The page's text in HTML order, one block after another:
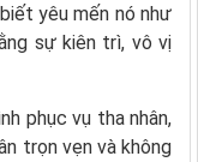
yêu mến nó như
sự kiên trì, vô vị
phục vụ tha nhân,
trọn vẹn và không